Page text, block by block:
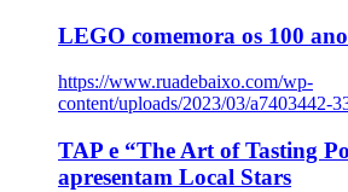
LEGO comemora os 100
https://www.ruadebaixo.com/wp-
content/uploads/2023/03/a7403442-
TAP e “The Art of Tasting
apresentam Local Stars